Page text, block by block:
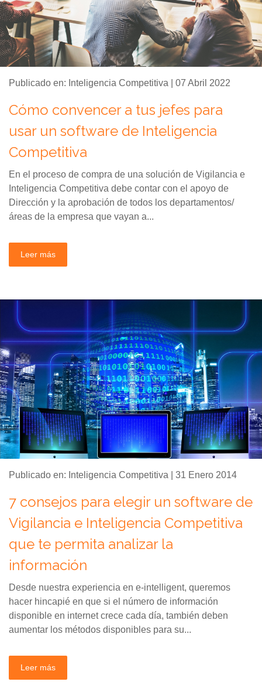
Publicado en: Inteligencia Competitiva | 07 Abril 2022
Cómo convencer a tus jefes para
usar un software de Inteligencia
Competitiva
En el proceso de compra de una solución de Vigilancia e
Inteligencia Competitiva debe contar con el apoyo de
Dirección y la aprobación de todos los departamentos/
áreas de la empresa que vayan a...
Leer más
Publicado en: Inteligencia Competitiva | 31 Enero 2014
7 consejos para elegir un software de
Vigilancia e Inteligencia Competitiva
que te permita analizar la
información
Desde nuestra experiencia en e-intelligent, queremos
hacer hincapié en que si el número de información
disponible en internet crece cada día, también deben
aumentar los métodos disponibles para su...
Leer más